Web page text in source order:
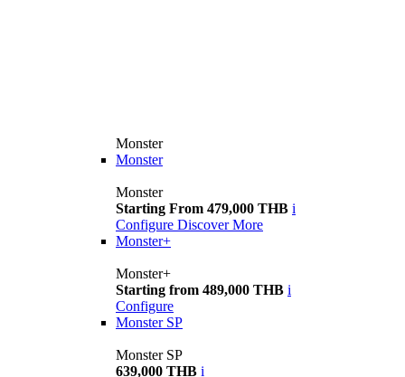
Monster
Monster
Monster
Starting From 479,000 THB i
Configure Discover More
Monster+
Monster+
Starting from 489,000 THB i
Configure
Monster SP
Monster SP
639,000 THB i